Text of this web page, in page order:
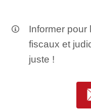
Informer pour
fiscaux et
juste !